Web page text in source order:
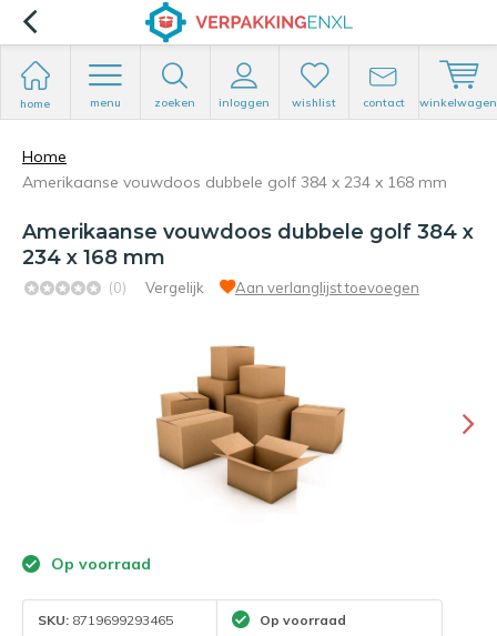
home menu zoeken inloggen wishlist contact winkelwagen
Home
Amerikaanse vouwdoos dubbele golf 384 x 234 x 168 mm
Amerikaanse vouwdoos dubbele golf 384 x
234 x 168 mm
(0) Vergelijk Aan verlanglijst toevoegen
Op voorraad
SKU: 8719699293465 Op voorraad